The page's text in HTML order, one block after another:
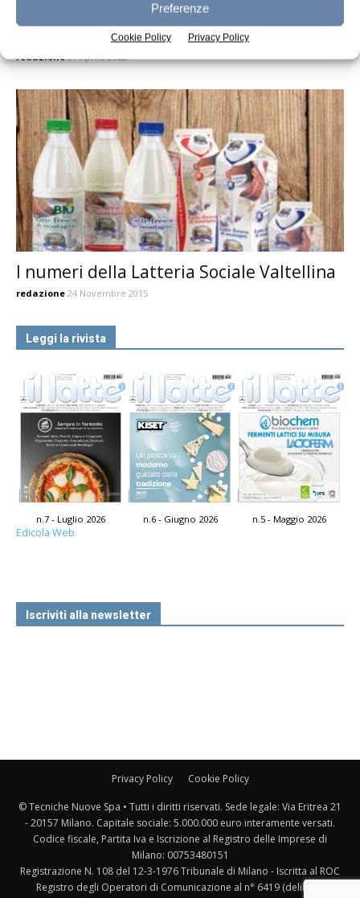
Preferenze
Cookie Policy Privacy Policy
Consorzio Casera e Bitto: Marco Deghi è
il nuovo presidente
redazione 21 Aprile 2022
I numeri della Latteria Sociale Valtellina
redazione 24 Novembre 2015
Leggi la rivista
n.7 - Luglio 2026 n.6 - Giugno 2026 n.5 - Maggio 2026
Edicola Web
Iscriviti alla newsletter
Privacy Policy Cookie Policy
© Tecniche Nuove Spa • Tutti i diritti riservati. Sede legale: Via Eritrea 21
- 20157 Milano. Capitale sociale: 5.000.000 euro interamente versati.
Codice fiscale, Partita Iva e Iscrizione al Registro delle Imprese di
Milano: 00753480151
Registrazione N. 108 del 12-3-1976 Tribunale di Milano - Iscritta al ROC
Registro degli Operatori di Comunicazione al n° 6419 (delibera